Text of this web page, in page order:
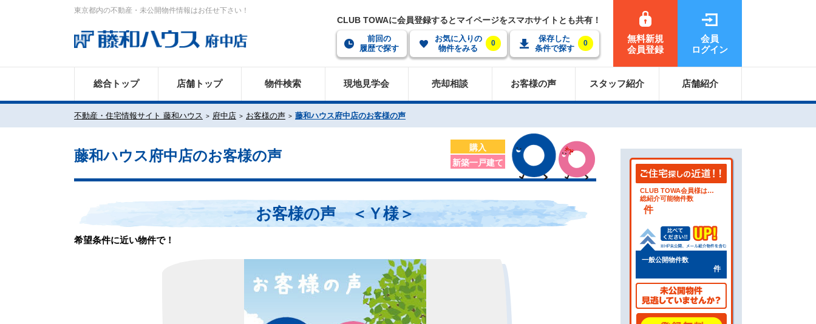
東京都内の不動産・未公開物件情報はお任せ下さい！
CLUB TOWAに会員登録するとマイページをスマホサイトとも共有！
前回の
履歴で探す
お気に入りの
物件をみる
0
保存した
条件で探す
0
無料新規
会員登録
会員
ログイン
総合トップ 店舗トップ 物件検索 現地見学会 売却相談 お客様の声 スタッフ紹介 店舗紹介
不動産・住宅情報サイト 藤和ハウス 府中店 お客様の声 藤和ハウス府中店のお客様の声
藤和ハウス府中店のお客様の声
購入
新築一戸建て
お客様の声 ＜Ｙ様＞
希望条件に近い物件で！
CLUB TOWA会員様は…
総紹介可能物件数
件
一般公開物件数
件